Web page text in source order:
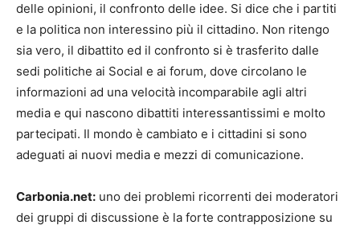
delle opinioni, il confronto delle idee. Si dice che i partiti
e la politica non interessino più il cittadino. Non ritengo
sia vero, il dibattito ed il confronto si è trasferito dalle
sedi politiche ai Social e ai forum, dove circolano le
informazioni ad una velocità incomparabile agli altri
media e qui nascono dibattiti interessantissimi e molto
partecipati. Il mondo è cambiato e i cittadini si sono
adeguati ai nuovi media e mezzi di comunicazione.
Carbonia.net: uno dei problemi ricorrenti dei moderatori
dei gruppi di discussione è la forte contrapposizione su